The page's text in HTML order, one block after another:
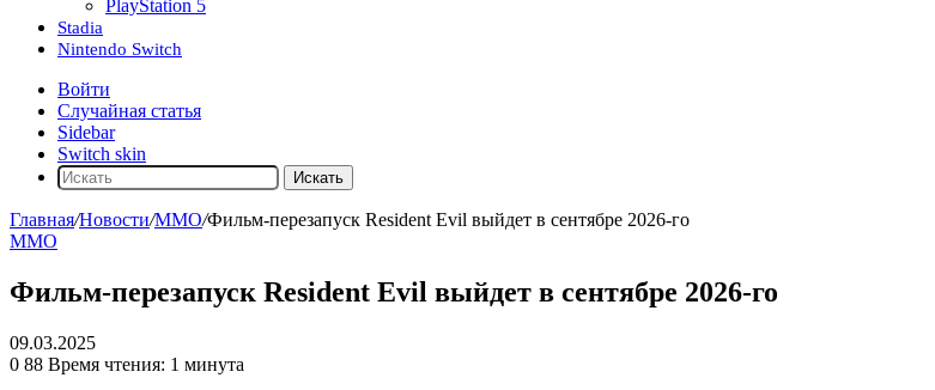
PlayStation 5
Stadia
Nintendo Switch
Войти
Случайная статья
Sidebar
Switch skin
Искать
Главная/Новости/ММО/Фильм-перезапуск Resident Evil выйдет в сентябре 2026-го
ММО
Фильм-перезапуск Resident Evil выйдет в сентябре 2026-го
09.03.2025
0 88 Время чтения: 1 минута